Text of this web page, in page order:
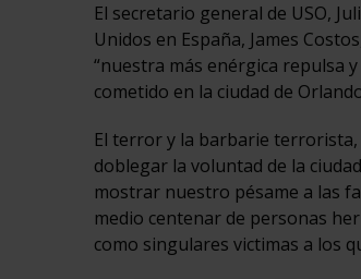
El secretario general de USO,
Unidos en España, James
“nuestra más enérgica repulsa
cometido en la ciudad de
El terror y la barbarie terrorista,
doblegar la voluntad de la
mostrar nuestro pésame a las
medio centenar de personas
como singulares victimas a los